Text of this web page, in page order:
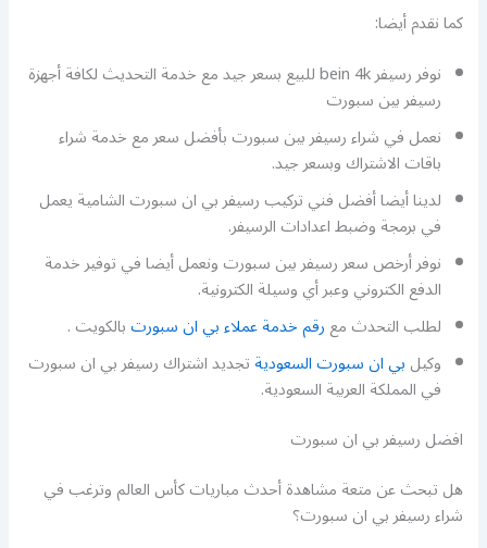
كما نقدم أيضا:
نوفر رسيفر bein 4k للبيع بسعر جيد مع خدمة التحديث لكافة أجهزة
رسيفر بين سبورت
نعمل في شراء رسيفر بين سبورت بأفضل سعر مع خدمة شراء
باقات الاشتراك وبسعر جيد.
لدينا أيضا أفضل فني تركيب رسيفر بي ان سبورت الشامية يعمل
في برمجة وضبط اعدادات الرسيفر.
نوفر أرخص سعر رسيفر بين سبورت ونعمل أيضا في توفير خدمة
الدفع الكتروني وعبر أي وسيلة الكترونية.
لطلب التحدث معرقم خدمة عملاء بي ان سبورتبالكويت .
وكيلبي ان سبورت السعوديةتجديد اشتراك رسيفر بي ان سبورت
في المملكة العربية السعودية.
افضل رسيفر بي ان سبورت
هل تبحث عن متعة مشاهدة أحدث مباريات كأس العالم وترغب في
شراء رسيفر بي ان سبورت؟